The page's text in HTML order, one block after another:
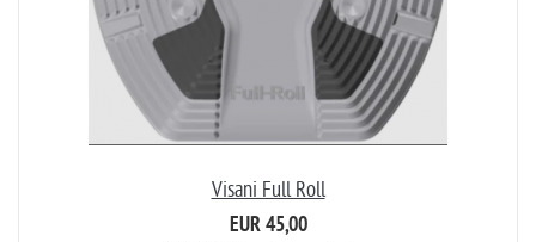
Visani Full Roll
EUR 45,00